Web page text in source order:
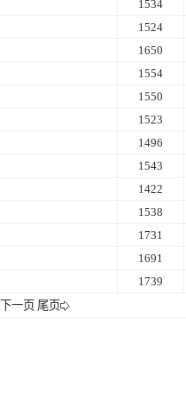
1534
1524
1650
1554
1550
1523
1496
1543
1422
1538
1731
1691
1739
下一页 尾页